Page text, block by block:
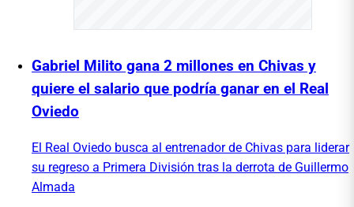
Gabriel Milito gana 2 millones en Chivas y
quiere el salario que podría ganar en el Real
Oviedo
El Real Oviedo busca al entrenador de Chivas para liderar
su regreso a Primera División tras la derrota de Guillermo
Almada